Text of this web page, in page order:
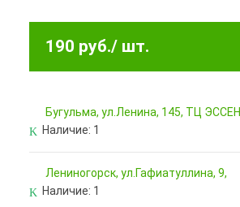
190 руб./ шт.
Бугульма, ул.Ленина, 145, ТЦ ЭССЕН
Наличие: 1
Лениногорск, ул.Гафиатуллина, 9,
Наличие: 1